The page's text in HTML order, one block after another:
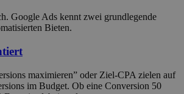
Google Ads kennt zwei grundlegende
Bieten.
maximieren” oder Ziel-CPA zielen auf
im Budget. Ob eine Conversion 50